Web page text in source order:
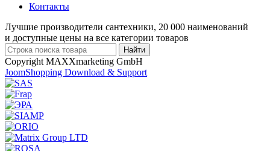
Контакты
Лучшие производители сантехники, 20 000 наименований
и доступные цены на все категории товаров
Copyright MAXXmarketing GmbH
JoomShopping Download & Support